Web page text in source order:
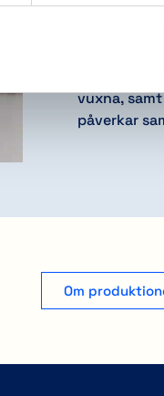
och vi
Vi stödjer
vuxna,
påverkar
Om